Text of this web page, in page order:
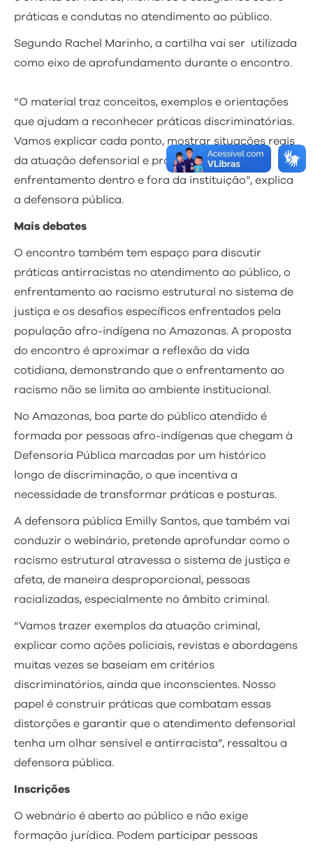
práticas e condutas no atendimento ao público.
Segundo Rachel Marinho, a cartilha vai ser utilizada
como eixo de aprofundamento durante o encontro.
“O material traz conceitos, exemplos e orientações
que ajudam a reconhecer práticas discriminatórias.
Vamos explicar cada ponto, mostrar situações reais
da atuação defensorial e propor caminhos de
enfrentamento dentro e fora da instituição”, explica
a defensora pública.
Mais debates
O encontro também tem espaço para discutir
práticas antirracistas no atendimento ao público, o
enfrentamento ao racismo estrutural no sistema de
justiça e os desafios específicos enfrentados pela
população afro-indígena no Amazonas. A proposta
do encontro é aproximar a reflexão da vida
cotidiana, demonstrando que o enfrentamento ao
racismo não se limita ao ambiente institucional.
No Amazonas, boa parte do público atendido é
formada por pessoas afro-indígenas que chegam à
Defensoria Pública marcadas por um histórico
longo de discriminação, o que incentiva a
necessidade de transformar práticas e posturas.
A defensora pública Emilly Santos, que também vai
conduzir o webinário, pretende aprofundar como o
racismo estrutural atravessa o sistema de justiça e
afeta, de maneira desproporcional, pessoas
racializadas, especialmente no âmbito criminal.
“Vamos trazer exemplos da atuação criminal,
explicar como ações policiais, revistas e abordagens
muitas vezes se baseiam em critérios
discriminatórios, ainda que inconscientes. Nosso
papel é construir práticas que combatam essas
distorções e garantir que o atendimento defensorial
tenha um olhar sensível e antirracista”, ressaltou a
defensora pública.
Inscrições
O webnário é aberto ao público e não exige
formação jurídica. Podem participar pessoas